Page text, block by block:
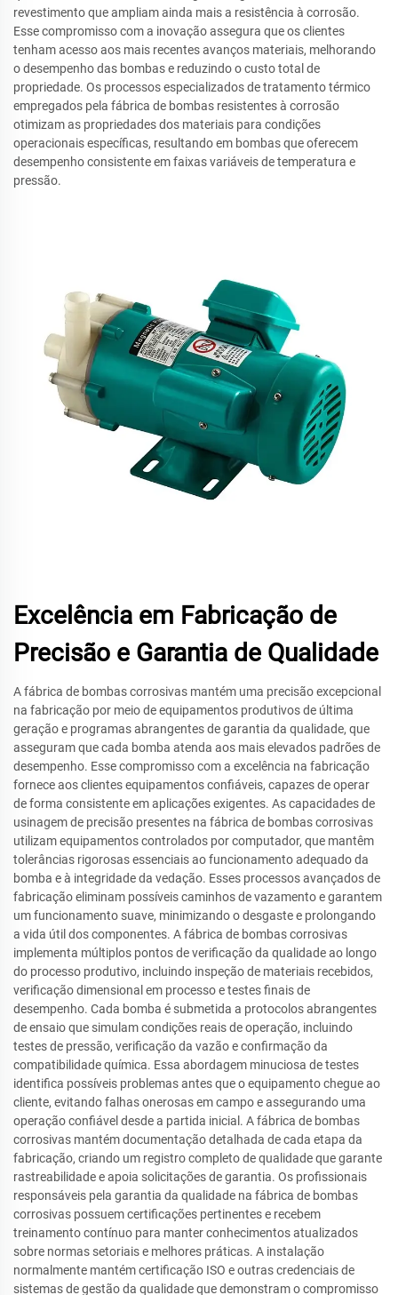
revestimento que ampliam ainda mais a resistência à corrosão.
Esse compromisso com a inovação assegura que os clientes
tenham acesso aos mais recentes avanços materiais, melhorando
o desempenho das bombas e reduzindo o custo total de
propriedade. Os processos especializados de tratamento térmico
empregados pela fábrica de bombas resistentes à corrosão
otimizam as propriedades dos materiais para condições
operacionais específicas, resultando em bombas que oferecem
desempenho consistente em faixas variáveis de temperatura e
pressão.
Excelência em Fabricação de
Precisão e Garantia de Qualidade
A fábrica de bombas corrosivas mantém uma precisão excepcional
na fabricação por meio de equipamentos produtivos de última
geração e programas abrangentes de garantia da qualidade, que
asseguram que cada bomba atenda aos mais elevados padrões de
desempenho. Esse compromisso com a excelência na fabricação
fornece aos clientes equipamentos confiáveis, capazes de operar
de forma consistente em aplicações exigentes. As capacidades de
usinagem de precisão presentes na fábrica de bombas corrosivas
utilizam equipamentos controlados por computador, que mantêm
tolerâncias rigorosas essenciais ao funcionamento adequado da
bomba e à integridade da vedação. Esses processos avançados de
fabricação eliminam possíveis caminhos de vazamento e garantem
um funcionamento suave, minimizando o desgaste e prolongando
a vida útil dos componentes. A fábrica de bombas corrosivas
implementa múltiplos pontos de verificação da qualidade ao longo
do processo produtivo, incluindo inspeção de materiais recebidos,
verificação dimensional em processo e testes finais de
desempenho. Cada bomba é submetida a protocolos abrangentes
de ensaio que simulam condições reais de operação, incluindo
testes de pressão, verificação da vazão e confirmação da
compatibilidade química. Essa abordagem minuciosa de testes
identifica possíveis problemas antes que o equipamento chegue ao
cliente, evitando falhas onerosas em campo e assegurando uma
operação confiável desde a partida inicial. A fábrica de bombas
corrosivas mantém documentação detalhada de cada etapa da
fabricação, criando um registro completo de qualidade que garante
rastreabilidade e apoia solicitações de garantia. Os profissionais
responsáveis pela garantia da qualidade na fábrica de bombas
corrosivas possuem certificações pertinentes e recebem
treinamento contínuo para manter conhecimentos atualizados
sobre normas setoriais e melhores práticas. A instalação
normalmente mantém certificação ISO e outras credenciais de
sistemas de gestão da qualidade que demonstram o compromisso